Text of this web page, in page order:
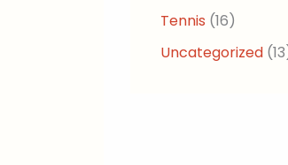
Tennis (16)
Uncategorized